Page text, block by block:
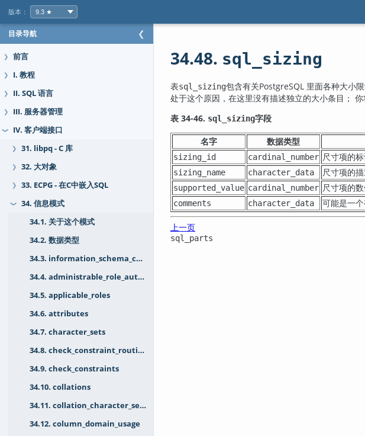
版本：
目录导航 ❮
❯ 前言
❯ I. 教程
❯ II. SQL 语言
❯ III. 服务器管理
❯ IV. 客户端接口
❯ 31. libpq - C 库
❯ 32. 大对象
❯ 33. ECPG - 在C中嵌入SQL
❯
34. 信息模式
34.1. 关于这个模式
34.2. 数据类型
34.3. information_schema_catalog_name
34.4. administrable_role_authorizations
34.5. applicable_roles
34.6. attributes
34.7. character_sets
34.8. check_constraint_routine_usage
34.9. check_constraints
34.10. collations
34.11. collation_character_set_applicability
34.12. column_domain_usage
34.48. sql_sizing
表sql_sizing包含有关PostgreSQL 里面各种大小
处于这个原因，在这里没有描述独立的大小条目； 你
表 34-46. sql_sizing字段
名字 数据类型
sizing_id cardinal_number 尺寸项的
sizing_name character_data 尺寸项的
supported_value cardinal_number 尺寸项的
comments character_data 可能是一
上一页
sql_parts